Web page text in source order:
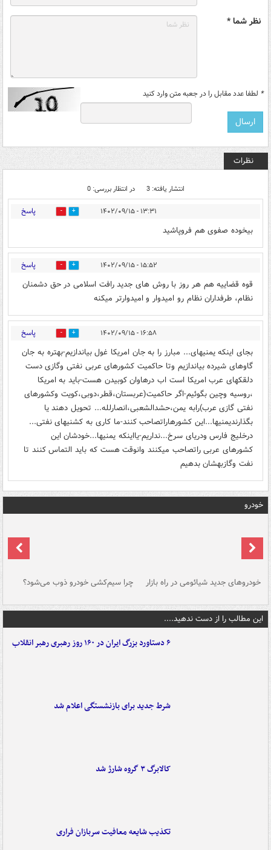
نظر شما *
* لطفا عدد مقابل را در جعبه متن وارد کنید
نظرات
انتشار یافته: 3 در انتظار بررسی: 0
۱۳:۳۱ - ۱۴۰۲/۰۹/۱۵ 1 پاسخ
بیخوده صفوی هم فروپاشید
۱۵:۵۲ - ۱۴۰۲/۰۹/۱۵ 0 پاسخ
قوه قضاییه هم هر روز با روش های جدید رافت اسلامی در حق دشمنان
نظام، طرفداران نظام رو امیدوار و امیدوارتر میکنه
۱۶:۵۸ - ۱۴۰۲/۰۹/۱۵ 0 پاسخ
بجای اینکه یمنیهای... مبارز را به جان امریکا غول بیاندازیم-بهتره به جان
گاوهای شیرده بیاندازیم وتا حاکمیت کشورهای عربی نفتی وگازی دست
دلقکهای عرب امریکا است اب درهاوان کوبیدن هست-باید به امریکا
،روسیه وچین بگوئیم-اگر حاکمیت(عربستان،قطر،دوبی،کویت وکشورهای
نفتی گازی عرب)رابه یمن،حشدالشعبی،انصارلله... تحویل دهند یا
بگذارندیمنیها...این کشورهاراتصاحب کنند-ما کاری به کشنیهای نفتی...
درخلیج فارس ودریای سرخ...نداریم-یااینکه یمنیها...خودشان این
کشورهای عربی راتصاحب میکنند وانوقت هست که باید التماس کنند تا
نفت وگازبهشان بدهیم
خودرو
خودروهای جدید شیائومی در راه بازار چرا سیم‌کشی خودرو ذوب می‌شود؟
این مطالب را از دست ندهید....
۶ دستاورد بزرگ ایران در ۱۶۰ روز رهبری رهبر انقلاب
شرط جدید برای بازنشستگی اعلام شد
کالابرگ ۳ گروه شارژ شد
تکذیب شایعه معافیت سربازان فراری